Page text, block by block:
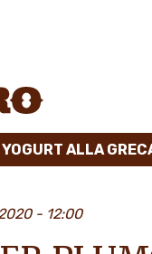
ALLA
- 12:00